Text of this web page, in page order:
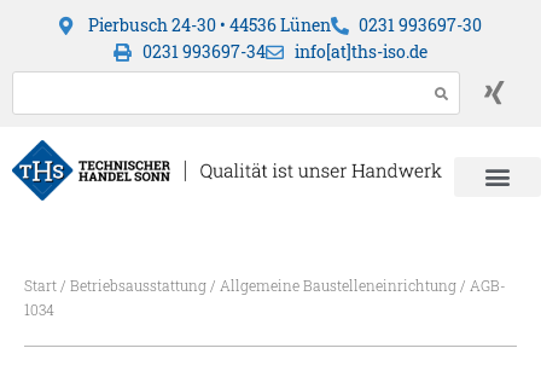
Pierbusch 24-30 • 44536 Lünen
0231 993697-30
0231 993697-34
info[at]ths-iso.de
Start/ Betriebsausstattung/ Allgemeine Baustelleneinrichtung/ AGB-
1034